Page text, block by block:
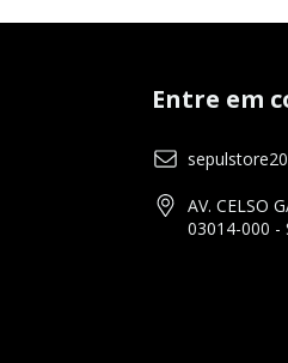
Entre em
AV. CELSO
03014-000 -